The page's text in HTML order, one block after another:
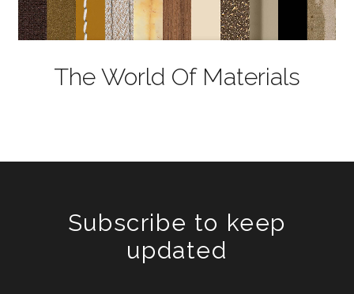
The World Of Materials
Subscribe to keep
updated